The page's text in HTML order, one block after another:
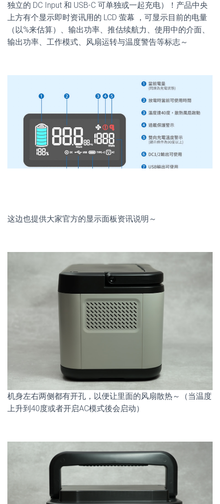
独立的 DC Input 和 USB-C 可单独或一起充电）！产品中央
上方有个显示即时资讯用的 LCD 萤幕 ，可显示目前的电量
（以%来估算）、输出功率、推估续航力、使用中的介面、
输出功率、工作模式、风扇运转与温度警告等标志～
这边也提供大家官方的显示面板资讯说明～
机身左右两侧都有开孔，以便让里面的风扇散热～（当温度
上升到40度或者开启AC模式後会启动）